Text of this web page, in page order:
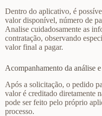
Dentro do aplicativo, é
valor disponível, número de
Analise cuidadosamente as
contratação, observando
valor final a pagar.
Acompanhamento da análise
Após a solicitação, o pedido
valor é creditado diretamente
pode ser feito pelo próprio
processo.